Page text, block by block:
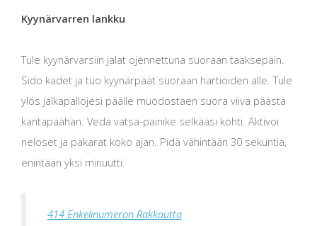
Kyynärvarren lankku
Tule kyynärvarsiin jalat ojennettuna suoraan taaksepäin.
Sido kädet ja tuo kyynärpäät suoraan hartioiden alle. Tule
ylös jalkapallojesi päälle muodostaen suora viiva päästä
kantapäähän. Vedä vatsa-painike selkääsi kohti. Aktivoi
neloset ja pakarat koko ajan. Pidä vähintään 30 sekuntia,
enintään yksi minuutti.
414 Enkelinumeron Rakkautta